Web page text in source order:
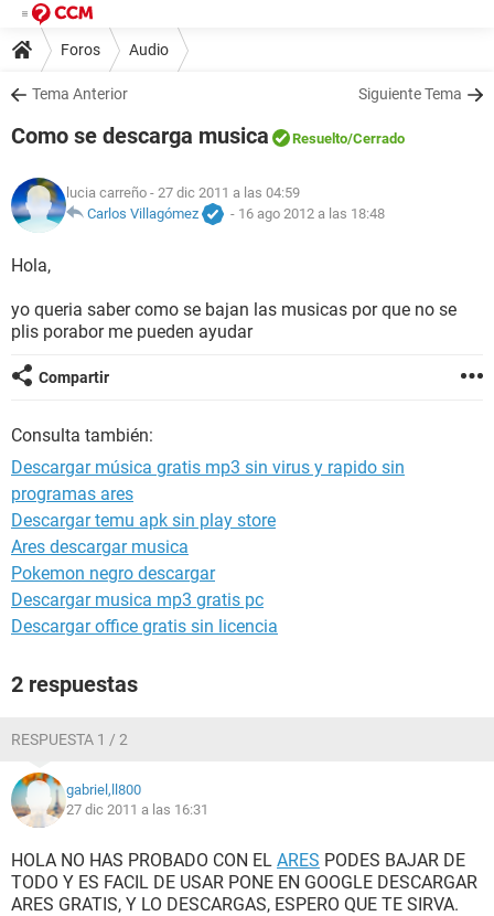
Foros Audio
Tema Anterior Siguiente Tema
Como se descarga musica Resuelto/Cerrado
lucia carreño - 27 dic 2011 a las 04:59
Carlos Villagómez
- 16 ago 2012 a las 18:48
Hola,
yo queria saber como se bajan las musicas por que no se
plis porabor me pueden ayudar
Compartir
Consulta también:
Descargar música gratis mp3 sin virus y rapido sin
programas ares
Descargar temu apk sin play store
Ares descargar musica
Pokemon negro descargar
Descargar musica mp3 gratis pc
Descargar office gratis sin licencia
2 respuestas
RESPUESTA 1 / 2
gabriel,ll800
27 dic 2011 a las 16:31
HOLA NO HAS PROBADO CON EL ARES PODES BAJAR DE
TODO Y ES FACIL DE USAR PONE EN GOOGLE DESCARGAR
ARES GRATIS, Y LO DESCARGAS, ESPERO QUE TE SIRVA.